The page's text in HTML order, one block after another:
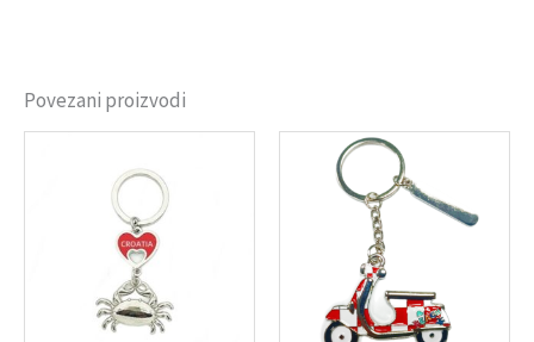
Povezani proizvodi